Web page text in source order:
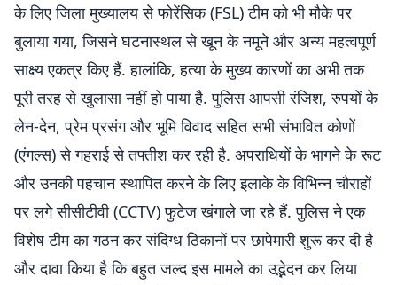
के लिए जिला मुख्यालय से फोरेंसिक (FSL) टीम को भी मौके पर
बुलाया गया, जिसने घटनास्थल से खून के नमूने और अन्य महत्वपूर्ण
साक्ष्य एकत्र किए हैं. हालांकि, हत्या के मुख्य कारणों का अभी तक
पूरी तरह से खुलासा नहीं हो पाया है. पुलिस आपसी रंजिश, रुपयों के
लेन-देन, प्रेम प्रसंग और भूमि विवाद सहित सभी संभावित कोणों
(एंगल्स) से गहराई से तफ्तीश कर रही है. अपराधियों के भागने के रूट
और उनकी पहचान स्थापित करने के लिए इलाके के विभिन्न चौराहों
पर लगे सीसीटीवी (CCTV) फुटेज खंगाले जा रहे हैं. पुलिस ने एक
विशेष टीम का गठन कर संदिग्ध ठिकानों पर छापेमारी शुरू कर दी है
और दावा किया है कि बहुत जल्द इस मामले का उद्भेदन कर लिया